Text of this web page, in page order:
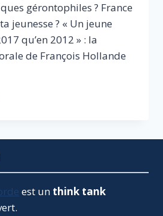
gérontophiles ? France
jeunesse ? « Un jeune
qu’en 2012 » : la
de François Hollande
est un think tank